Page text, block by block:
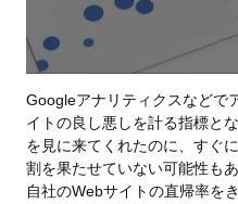
Googleアナリティクスなどで
イトの良し悪しを計る指標と
を見に来てくれたのに、すぐ
割を果たせていない可能性もあ
自社のWebサイトの直帰率を